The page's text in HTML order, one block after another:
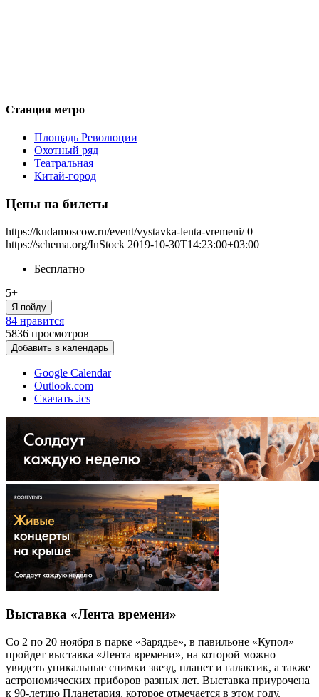
Станция метро
Площадь Революции
Охотный ряд
Театральная
Китай-город
Цены на билеты
https://kudamoscow.ru/event/vystavka-lenta-vremeni/ 0
https://schema.org/InStock 2019-10-30T14:23:00+03:00
Бесплатно
5+
Я пойду
84 нравится
5836 просмотров
Добавить в календарь
Google Calendar
Outlook.com
Скачать .ics
Выставка «Лента времени»
Со 2 по 20 ноября в парке «Зарядье», в павильоне «Купол»
пройдет выставка «Лента времени», на которой можно
увидеть уникальные снимки звезд, планет и галактик, а также
астрономических приборов разных лет. Выставка приурочена
к 90-летию Планетария, которое отмечается в этом году.